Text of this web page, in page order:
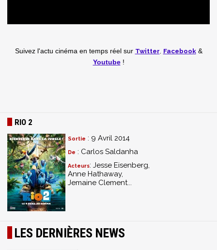
Suivez l'actu cinéma en temps réel sur Twitter Facebook&
Youtube!
RIO 2
Sortie : 9 Avril 2014
De : Carlos Saldanha
Acteurs: Jesse Eisenberg,
Anne Hathaway,
Jemaine Clement...
LES DERNIÈRES NEWS